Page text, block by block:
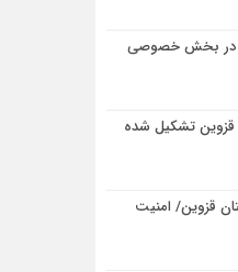
در بخش خصوصی
قزوین تشکیل شده
قزوین/ امنیت